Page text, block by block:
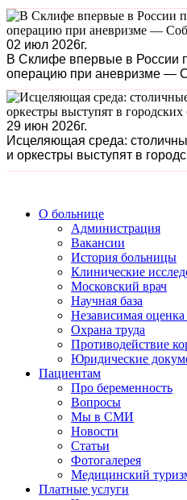
02 июл 2026г.
В Склифе впервые в России
операцию при аневризме —
29 июн 2026г.
Исцеляющая среда:
и оркестры выступят в
О больнице
Администрация
Вакансии
История больницы
Клинические
Московский врач
Научная база
Независимая оценка
Охрана труда
Противодействие
Юридические
Пациентам
Про беременность
Вопросы
Мы в СМИ
Новости
Статьи
Фотогалерея
Медицинский
Платные услуги